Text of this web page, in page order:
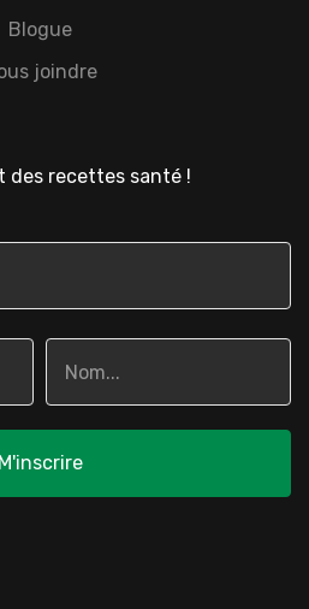
Blogue
joindre
des recettes santé !